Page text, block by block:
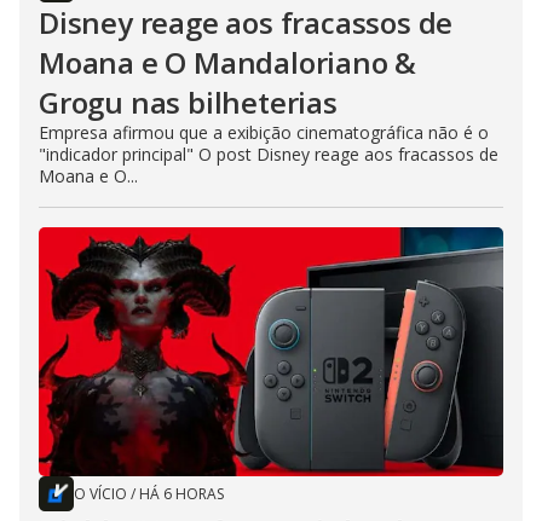
Disney reage aos fracassos de
Moana e O Mandaloriano &
Grogu nas bilheterias
Empresa afirmou que a exibição cinematográfica não é o
"indicador principal" O post Disney reage aos fracassos de
Moana e O...
O VÍCIO / HÁ 6 HORAS